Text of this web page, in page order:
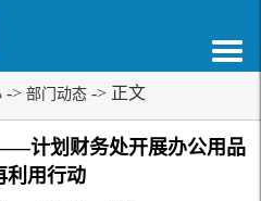
-> 部门动态 -> 正文
计划财务处开展办公用品
利用行动